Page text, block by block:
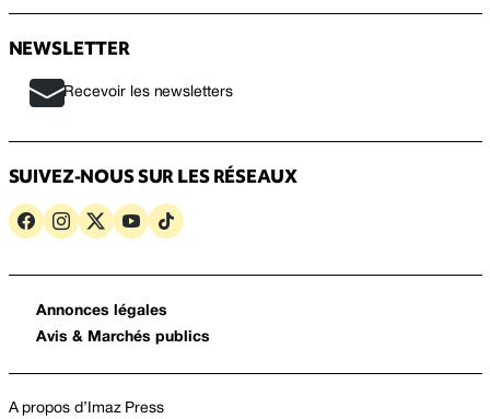
NEWSLETTER
Recevoir les newsletters
SUIVEZ-NOUS SUR LES RÉSEAUX
Annonces légales
Avis & Marchés publics
A propos d’Imaz Press